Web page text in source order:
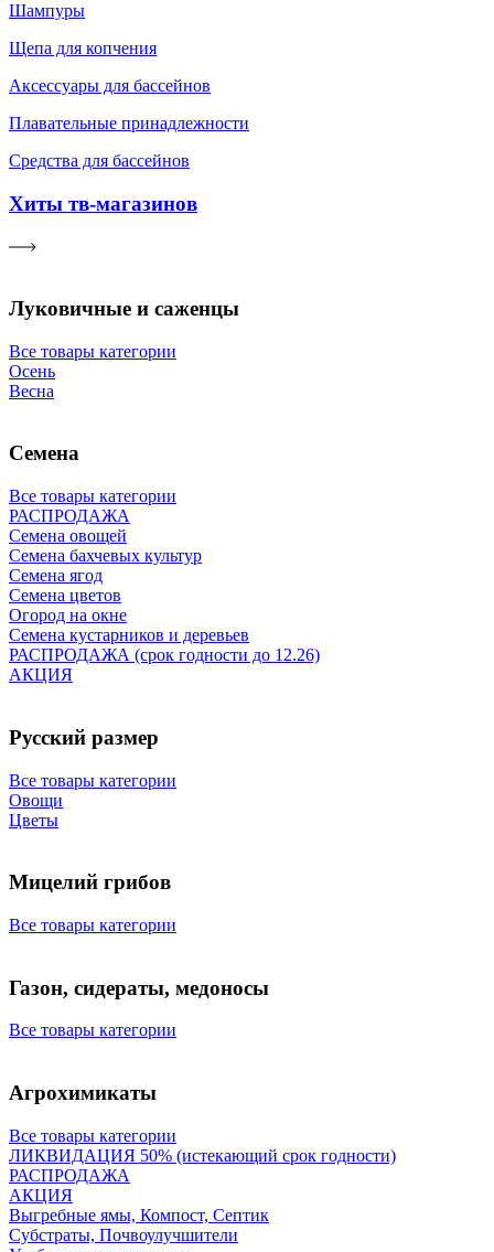
Шампуры
Щепа для копчения
Аксессуары для бассейнов
Плавательные принадлежности
Средства для бассейнов
Хиты тв-магазинов
Луковичные и саженцы
Все товары категории
Осень
Весна
Семена
Все товары категории
РАСПРОДАЖА
Семена овощей
Семена бахчевых культур
Семена ягод
Семена цветов
Огород на окне
Семена кустарников и деревьев
РАСПРОДАЖА (срок годности до 12.26)
АКЦИЯ
Русский размер
Все товары категории
Овощи
Цветы
Мицелий грибов
Все товары категории
Газон, сидераты, медоносы
Все товары категории
Агрохимикаты
Все товары категории
ЛИКВИДАЦИЯ 50% (истекающий срок годности)
РАСПРОДАЖА
АКЦИЯ
Выгребные ямы, Компост, Септик
Субстраты, Почвоулучшители